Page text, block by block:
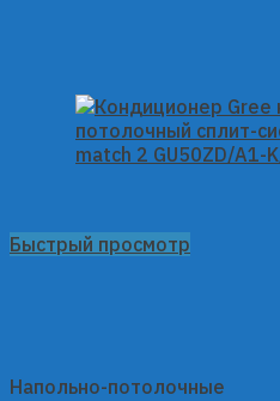
Быстрый просмотр
Напольно-потолочные